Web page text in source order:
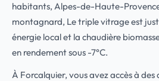
habitants, Alpes-de-Haute-
montagnard, Le triple vitrage est
énergie local et la chaudière
en rendement sous -7°C.
À Forcalquier, vous avez accès à